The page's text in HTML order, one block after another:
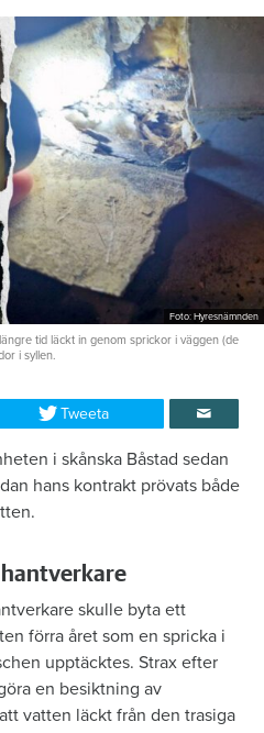
Foto: Hyresnämnden
tid läckt in genom sprickor i väggen (de
i syllen.
Tweeta
i skånska Båstad sedan
hans kontrakt prövats både
skulle byta ett
förra året som en spricka i
upptäcktes. Strax efter
en besiktning av
vatten läckt från den trasiga